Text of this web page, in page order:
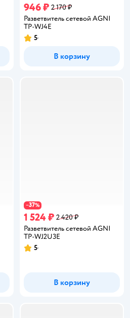
946 ₽ 2 170 ₽
Разветвитель сетевой AGNI
TP-WJ4E
Рейтинг:
5
В корзину
−37%
1 524 ₽ 2 420 ₽
Разветвитель сетевой AGNI
TP-WJ2U3E
Рейтинг:
5
В корзину